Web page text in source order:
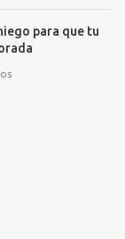
para que tu